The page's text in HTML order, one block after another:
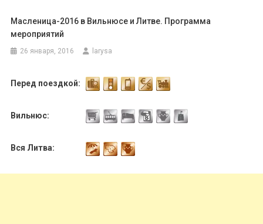
Масленица-2016 в Вильнюсе и Литве. Программа
мероприятий
26 января, 2016 larysa
Перед поездкой:
Вильнюс:
Вся Литва: